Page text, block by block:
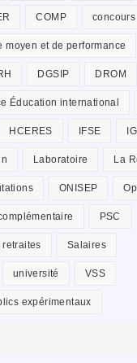
COMP concours
moyen et de performance
DGSIP DROM
Éducation international
HCERES IFSE
Laboratoire La
ONISEP
PSC
retraites Salaires
université VSS
expérimentaux